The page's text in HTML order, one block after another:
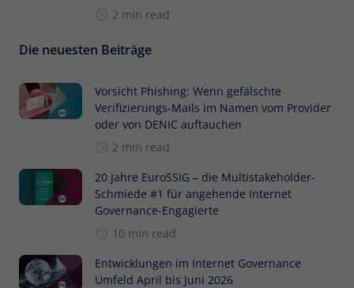
2 min read
Die neuesten Beiträge
Vorsicht Phishing: Wenn gefälschte
Verifizierungs-Mails im Namen vom Provider
oder von DENIC auftauchen
2 min read
20 Jahre EuroSSIG – die Multistakeholder-
Schmiede #1 für angehende Internet
Governance-Engagierte
10 min read
Entwicklungen im Internet Governance
Umfeld April bis Juni 2026